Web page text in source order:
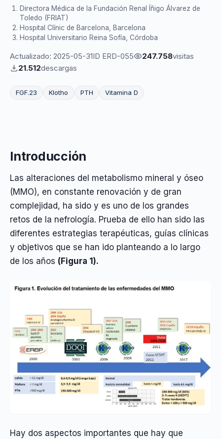
Directora Médica de la Fundación Renal Íñigo Álvarez de
Toledo (FRIAT)
Hospital Clínic de Barcelona, Barcelona
Hospital Universitario Reina Sofía, Córdoba
Actualizado: 2025-05-31ID ERD-055 247.758visitas
21.512descargas
FGF.23 Klotho PTH Vitamina D
Introducción
Las alteraciones del metabolismo mineral y óseo
(MMO), en constante renovación y de gran
complejidad, ha sido y es uno de los grandes
retos de la nefrología. Prueba de ello han sido las
diferentes estrategias terapéuticas, guías clínicas
y objetivos que se han ido planteando a lo largo
de los años (Figura 1).
Hay dos aspectos importantes que hay que